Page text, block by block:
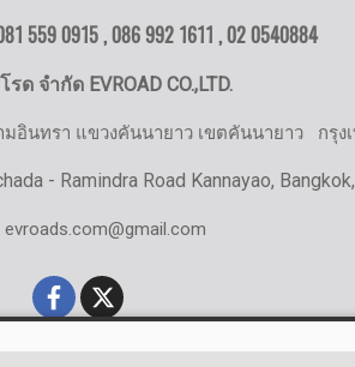
559 0915 , 086 992 1611 ,02 0540884
ด จำกัด EVROAD CO.,LTD.
อินทรา แขวงคันนายาว เขตคันนายาว กรุง
- Ramindra Road Kannayao,
evroads.com@gmail.com